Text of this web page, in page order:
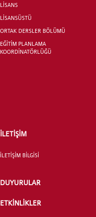
ÖNLİSANS ve
LİSANS ADAY ÖĞRENCİ
LİSANS
LİSANSÜSTÜ
ORTAK DERSLER BÖLÜMÜ
EĞİTİM PLANLAMA
KOORDİNATÖRLÜĞÜ
İLETİŞİM
İLETİŞİM BİLGİSİ
DUYURULAR
ETKİNLİKLER